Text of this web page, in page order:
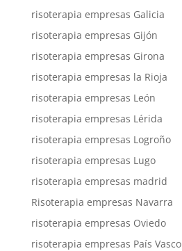
risoterapia empresas Galicia
risoterapia empresas Gijón
risoterapia empresas Girona
risoterapia empresas la Rioja
risoterapia empresas León
risoterapia empresas Lérida
risoterapia empresas Logroño
risoterapia empresas Lugo
risoterapia empresas madrid
Risoterapia empresas Navarra
risoterapia empresas Oviedo
risoterapia empresas País Vasco